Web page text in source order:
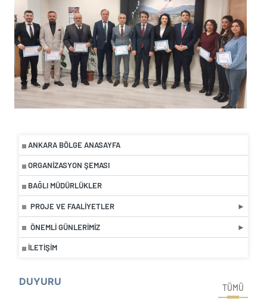
ANKARA BÖLGE ANASAYFA
ORGANIZASYON ŞEMASI
BAĞLI MÜDÜRLÜKLER
PROJE VE FAALIYETLER
ÖNEMLI GÜNLERIMIZ
İLETIŞIM
DUYURU
TÜMÜ